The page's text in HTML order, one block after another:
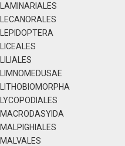
LAMINARIALES
LECANORALES
LEPIDOPTERA
LICEALES
LILIALES
LIMNOMEDUSAE
LITHOBIOMORPHA
LYCOPODIALES
MACRODASYIDA
MALPIGHIALES
MALVALES